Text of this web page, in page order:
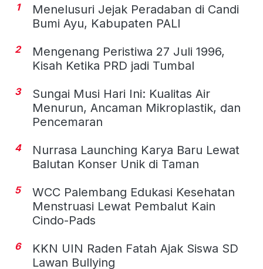
1
Menelusuri Jejak Peradaban di Candi
Bumi Ayu, Kabupaten PALI
2
Mengenang Peristiwa 27 Juli 1996,
Kisah Ketika PRD jadi Tumbal
3
Sungai Musi Hari Ini: Kualitas Air
Menurun, Ancaman Mikroplastik, dan
Pencemaran
4
Nurrasa Launching Karya Baru Lewat
Balutan Konser Unik di Taman
5
WCC Palembang Edukasi Kesehatan
Menstruasi Lewat Pembalut Kain
Cindo-Pads
6
KKN UIN Raden Fatah Ajak Siswa SD
Lawan Bullying